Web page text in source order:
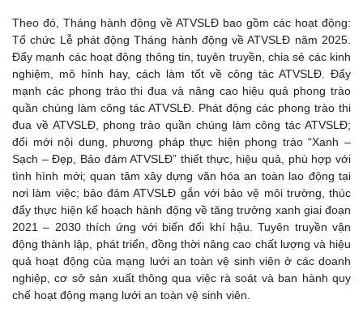
Theo đó, Tháng hành động về ATVSLĐ bao gồm các hoạt động:
Tổ chức Lễ phát động Tháng hành động về ATVSLĐ năm 2025.
Đẩy mạnh các hoạt động thông tin, tuyên truyền, chia sẻ các kinh
nghiệm, mô hình hay, cách làm tốt về công tác ATVSLĐ. Đẩy
mạnh các phong trào thi đua và nâng cao hiệu quả phong trào
quần chúng làm công tác ATVSLĐ. Phát động các phong trào thi
đua về ATVSLĐ, phong trào quần chúng làm công tác ATVSLĐ;
đổi mới nội dung, phương pháp thực hiện phong trào “Xanh –
Sạch – Đẹp, Bảo đảm ATVSLĐ” thiết thực, hiệu quả, phù hợp với
tình hình mới; quan tâm xây dựng văn hóa an toàn lao động tại
nơi làm việc; bảo đảm ATVSLĐ gắn với bảo vệ môi trường, thúc
đẩy thực hiện kế hoạch hành động về tăng trưởng xanh giai đoạn
2021 – 2030 thích ứng với biến đổi khí hậu. Tuyên truyền vận
động thành lập, phát triển, đồng thời nâng cao chất lượng và hiệu
quả hoạt động của mạng lưới an toàn vệ sinh viên ở các doanh
nghiệp, cơ sở sản xuất thông qua việc rà soát và ban hành quy
chế hoạt động mạng lưới an toàn vệ sinh viên.